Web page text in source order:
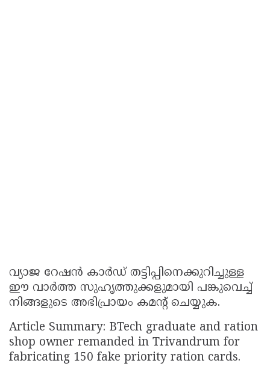
വ്യാജ റേഷൻ കാർഡ് തട്ടിപ്പിനെക്കുറിച്ചുള്ള
ഈ വാർത്ത സുഹൃത്തുക്കളുമായി പങ്കുവെച്ച്
നിങ്ങളുടെ അഭിപ്രായം കമൻ്റ് ചെയ്യുക.
Article Summary: BTech graduate and ration
shop owner remanded in Trivandrum for
fabricating 150 fake priority ration cards.